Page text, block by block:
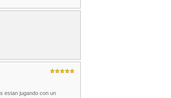
estan jugando con un